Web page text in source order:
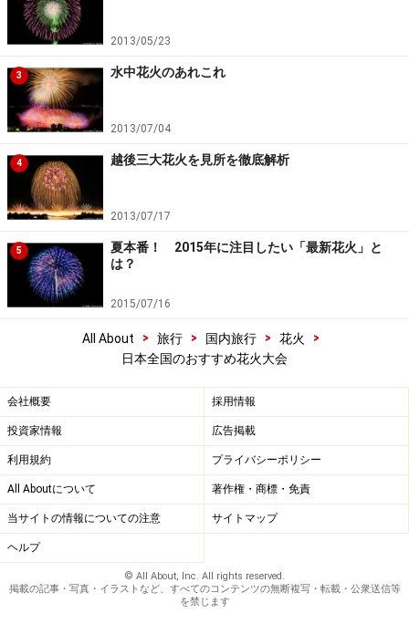
2013/05/23
3 水中花火のあれこれ
2013/07/04
4 越後三大花火を見所を徹底解析
2013/07/17
5
夏本番！ 2015年に注目したい「最新花火」と
は？
2015/07/16
All About > 旅行 > 国内旅行 > 花火
>
日本全国のおすすめ花火大会
会社概要 採用情報
投資家情報 広告掲載
利用規約 プライバシーポリシー
All Aboutについて 著作権・商標・免責
当サイトの情報についての注意 サイトマップ
ヘルプ
© All About, Inc. All rights reserved.
掲載の記事・写真・イラストなど、すべてのコンテンツの無断複写・転載・公衆送信等
を禁じます